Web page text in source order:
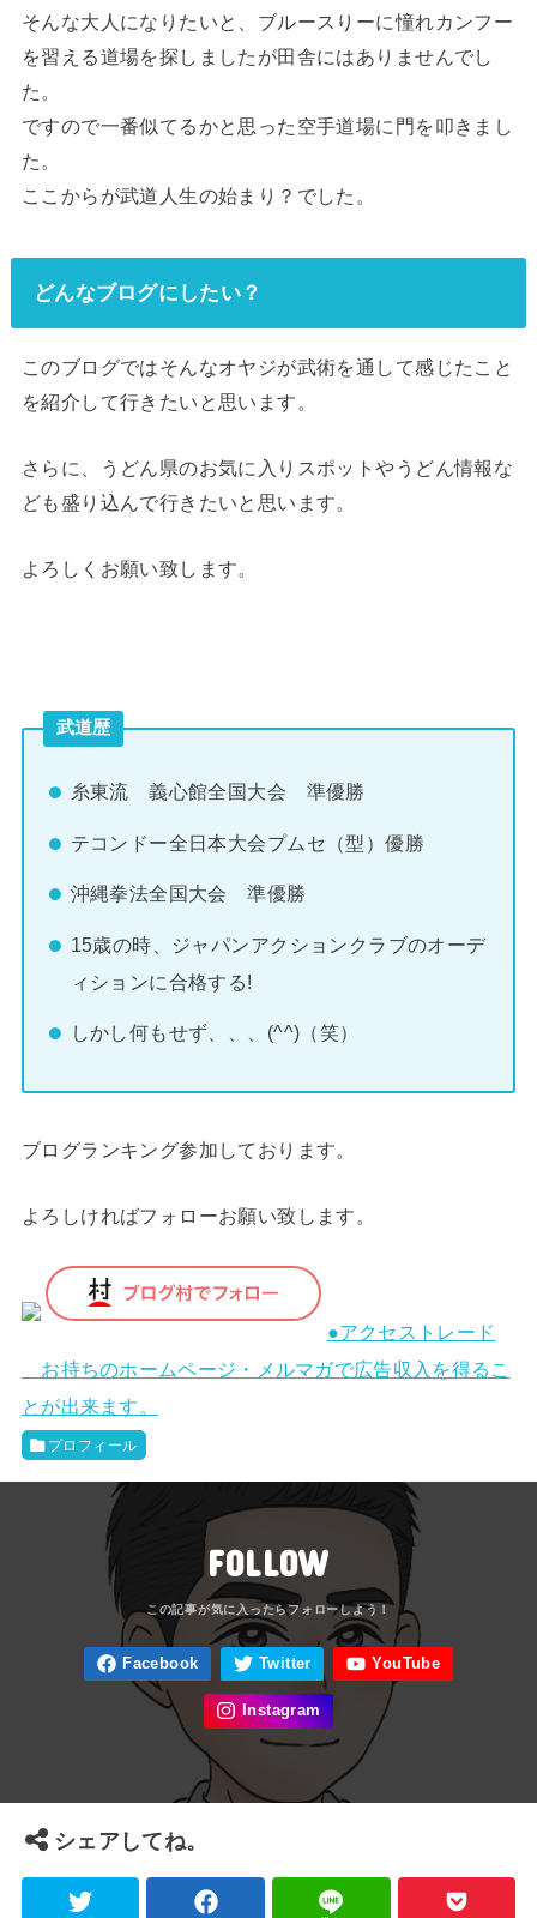
そんな大人になりたいと、ブルースりーに憧れカンフー
を習える道場を探しましたが田舎にはありませんでし
た。
ですので一番似てるかと思った空手道場に門を叩きまし
た。
ここからが武道人生の始まり？でした。
どんなブログにしたい？
このブログではそんなオヤジが武術を通して感じたこと
を紹介して行きたいと思います。
さらに、うどん県のお気に入りスポットやうどん情報な
ども盛り込んで行きたいと思います。
よろしくお願い致します。
武道歴
糸東流 義心館全国大会 準優勝
テコンドー全日本大会プムセ（型）優勝
沖縄拳法全国大会 準優勝
15歳の時、ジャパンアクションクラブのオーデ
ィションに合格する!
しかし何もせず、、、(^^)（笑）
ブログランキング参加しております。
よろしければフォローお願い致します。
●アクセストレード
お持ちのホームページ・メルマガで広告収入を得るこ
とが出来ます。
プロフィール
FOLLOW
シェアしてね。